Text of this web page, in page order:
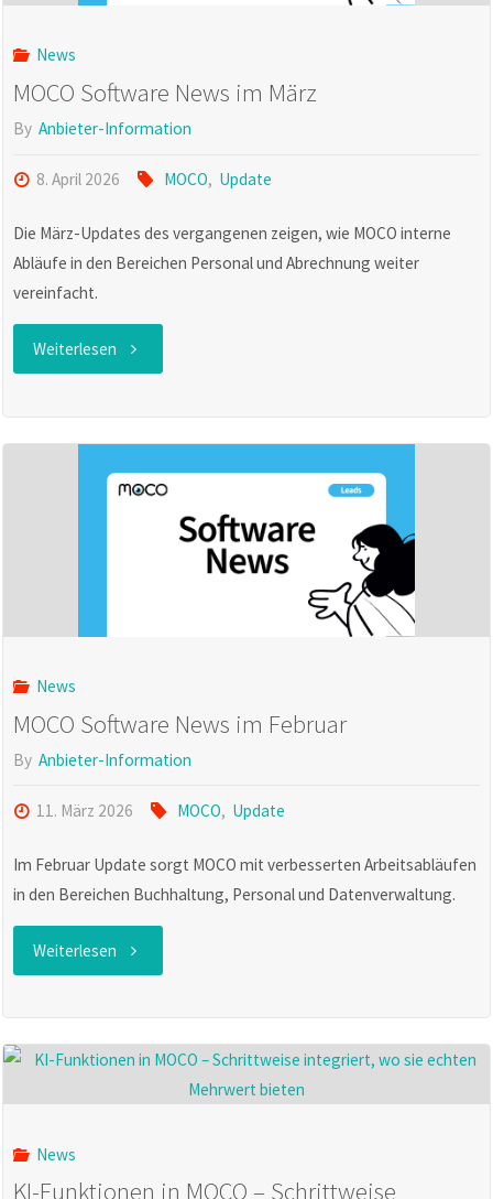
News
MOCO Software News im März
By Anbieter-Information
8. April 2026 MOCO, Update
Die März-Updates des vergangenen zeigen, wie MOCO interne
Abläufe in den Bereichen Personal und Abrechnung weiter
vereinfacht.
Weiterlesen "MOCO
News
im
News
MOCO Software News im Februar
By Anbieter-Information
11. März 2026 MOCO, Update
Im Februar Update sorgt MOCO mit verbesserten Arbeitsabläufen
in den Bereichen Buchhaltung, Personal und Datenverwaltung.
Weiterlesen "MOCO
News
News
KI-Funktionen in MOCO – Schrittweise